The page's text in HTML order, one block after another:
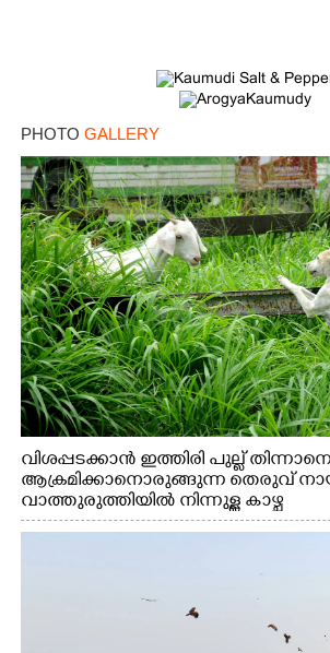
PHOTO GALLERY
വിശപ്പടക്കാൻ ഇത്തിരി പുല്ല്
ആക്രമിക്കാനൊരുങ്ങുന്ന തെരുവ്
വാത്തുരുത്തിയിൽ നിന്നുള്ള കാഴ്ച